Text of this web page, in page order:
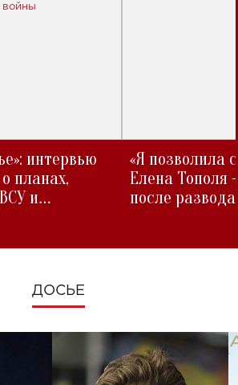
интервью
планах,
и
«Я позволила
Елена Тополя
после развода
ДОСЬЕ